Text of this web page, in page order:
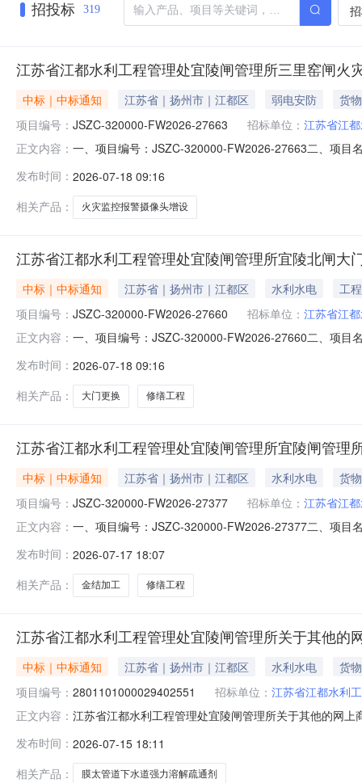
招投标 319
江苏省江都水利工程管理处宜陵闸管理所三里窑闸火
中标｜中标通知 江苏省｜扬州市｜江都区 弱电安防
货物
项目编号： JSZC-320000-FW2026-27663 招标单位： 江苏省江
正文内容： 一、项目编号：JSZC-320000-FW2026-27663二、项目
工程项目预算：￥2200.0项目地点：江都区宜陵镇评审
发布时间： 2026-07-18 09:16
相关产品：
火灾监控报警摄像头增设
江苏省江都水利工程管理处宜陵闸管理所宜陵北闸大
中标｜中标通知 江苏省｜扬州市｜江都区 水利水电
工程
项目编号： JSZC-320000-FW2026-27660 招标单位： 江苏省江
正文内容： 一、项目编号：JSZC-320000-FW2026-27660二、项目
地点：宜陵北闸评审开始时间：2026-07-1717:03评审地
发布时间： 2026-07-18 09:16
相关产品：
大门更换 修缮工程
江苏省江都水利工程管理处宜陵闸管理所宜陵闸管理
中标｜中标通知 江苏省｜扬州市｜江都区 水利水电
货物
项目编号： JSZC-320000-FW2026-27377 招标单位： 江苏省江
正文内容： 一、项目编号：JSZC-320000-FW2026-27377二、项目
建筑修缮项目预算：￥15180.0项目地点：江都区宜陵
发布时间： 2026-07-17 18:07
相关产品：
金结加工 修缮工程
江苏省江都水利工程管理处宜陵闸管理所关于其他的
中标｜中标通知 江苏省｜扬州市｜江都区 水利水电
货物
项目编号： 2801101000029402551 招标单位： 江苏省江都水利
正文内容： 江苏省江都水利工程管理处宜陵闸管理所关于其他的网
息：序号采购计划文号信息采购计划金额
发布时间： 2026-07-15 18:11
相关产品：
膜太管道下水道强力溶解疏通剂